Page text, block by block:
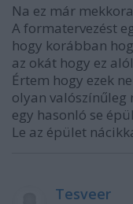
Na ez már
A formatervezést
hogy korábban
az okát hogy ez
Értem hogy ezek
olyan valószínűleg
egy hasonló se
Le az épület
Tesveer